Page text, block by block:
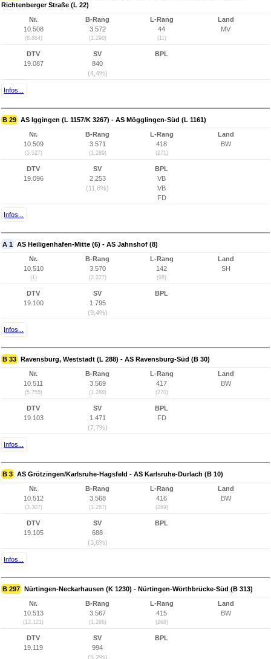
Richtenberger Straße (L 22)
Nr.
10.508
(8.864)
B-Rang
3.572
(1.290)
L-Rang
44
(11)
Land
MV
DTV
19.087
SV
840
(4,4%)
BPL
Infos...
B 29 AS Iggingen (L 1157/K 3267) - AS Mögglingen-Süd (L 1161)
Nr.
10.509
(5.527)
B-Rang
3.571
(1.289)
L-Rang
418
(271)
Land
BW
DTV
19.096
SV
2.253
(11,8%)
BPL
VB
VB
FD
Infos...
A 1 AS Heiligenhafen-Mitte (6) - AS Jahnshof (8)
Nr.
10.510
(1)
B-Rang
3.570
(2.327)
L-Rang
142
(98)
Land
SH
DTV
19.100
SV
1.795
(9,4%)
BPL
Infos...
B 33 Ravensburg, Weststadt (L 288) - AS Ravensburg-Süd (B 30)
Nr.
10.511
(5.755)
B-Rang
3.569
(1.288)
L-Rang
417
(270)
Land
BW
DTV
19.103
SV
1.471
(7,7%)
BPL
FD
Infos...
B 3 AS Grötzingen/Karlsruhe-Hagsfeld - AS Karlsruhe-Durlach (B 10)
Nr.
10.512
(3.307)
B-Rang
3.568
(1.287)
L-Rang
416
(269)
Land
BW
DTV
19.105
SV
688
(3,6%)
BPL
Infos...
B 297 Nürtingen-Neckarhausen (K 1230) - Nürtingen-Wörthbrücke-Süd (B 313)
Nr.
10.513
(12.121)
B-Rang
3.567
(1.286)
L-Rang
415
(268)
Land
BW
DTV
19.119
SV
994
(5,2%)
BPL